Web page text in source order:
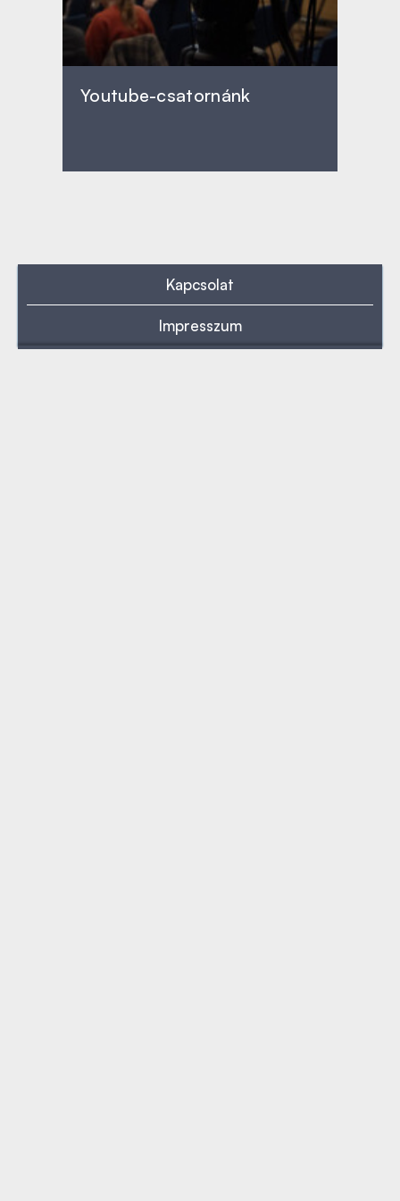
Youtube-csatornánk
Kapcsolat
Impresszum